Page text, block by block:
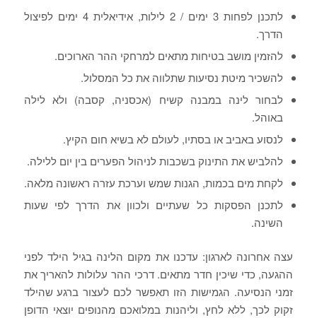
לתכנן לפחות 3 ימים / 2 לילות, אידיאלית 4 ימים לפיצול
הדרך.
להזמין מושב בטיחות מתאים למרחקי ההר הארוכים.
להשכיר מיטת נסיעות שתלווה את כל המסלול.
לבחור לינה במבנה קשיח (אכסניה, קסבה) ולא לילה
באוהל.
לנסוע באביב או בסתיו, לעולם לא בשיא חום הקיץ.
להלביש את התינוק בשכבות לניהול הפערים בין יום ללילה.
לקחת מים בכמות, הגנות שמש וערכת עזרה ראשונה מלאה.
לתכנן הפסקות כל שעתיים ולכוון את הדרך לפי שעות
השינה.
עצה אחרונה לארגון: עדכנו את מקום הלינה בגיל הילד לפני
ההגעה, כדי שיכין חדר מתאים. דרכי ההר עלולות להאריך את
זמני הנסיעה. הגמישות הזו תאפשר לכם לעצור ברגע שהילד
זקוק לכך, ללא לחץ, וליהנות במלואכם מהנופים יוצאי הדופן